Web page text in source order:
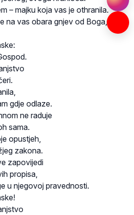
– majku koja vas je othranila.
na vas obara gnjev od Boga,
gdje odlaze.
ne raduje
sama.
opustjeh,
zakona.
zapovijedi
propisa,
u njegovoj pravednosti.